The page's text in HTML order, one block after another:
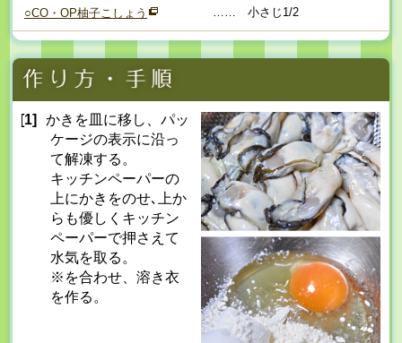
○CO・OP柚子こしょう 小さじ1/2
[1]
かきを皿に移し、パッ
ケージの表示に沿っ
て解凍する。
キッチンペーパーの
上にかきをのせ､上か
らも優しくキッチン
ペーパーで押さえて
水気を取る。
※を合わせ、溶き衣
を作る。